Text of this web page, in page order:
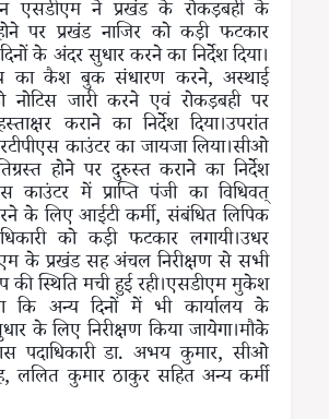
एसडीएम ने प्रखंड के रोकड़बही के
पर प्रखंड नाजिर को कड़ी फटकार
के अंदर सुधार करने का निर्देश दिया।
का कैश बुक संधारण करने, अस्थाई
नोटिस जारी करने एवं रोकड़बही पर
कराने का निर्देश दिया।उपरांत
काउंटर का जायजा लिया।सीओ
होने पर दुरुस्त कराने का निर्देश
काउंटर में प्राप्ति पंजी का विधिवत्
के लिए आईटी कर्मी, संबंधित लिपिक
को कड़ी फटकार लगायी।उधर
के प्रखंड सह अंचल निरीक्षण से सभी
की स्थिति मची हुई रही।एसडीएम मुकेश
कि अन्य दिनों में भी कार्यालय के
के लिए निरीक्षण किया जायेगा।मौके
पदाधिकारी डा. अभय कुमार, सीओ
ललित कुमार ठाकुर सहित अन्य कर्मी